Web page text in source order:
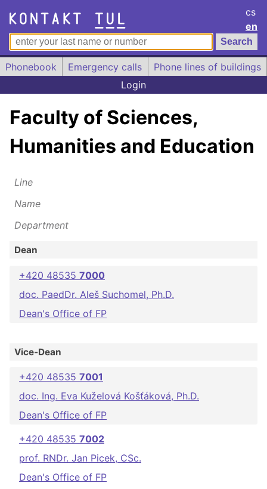
cs
en
Phonebook Emergency calls
Phone lines of buildings
Login
Faculty of Sciences,
Humanities and Education
Line
Name
Department
Dean
+420 48535 7000
doc. PaedDr. Aleš Suchomel, Ph.D.
Dean's Office of FP
Vice-Dean
+420 48535 7001
doc. Ing. Eva Kuželová Košťáková, Ph.D.
Dean's Office of FP
+420 48535 7002
prof. RNDr. Jan Picek, CSc.
Dean's Office of FP